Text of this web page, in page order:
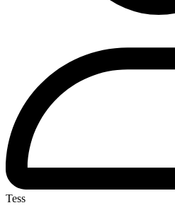
Tess